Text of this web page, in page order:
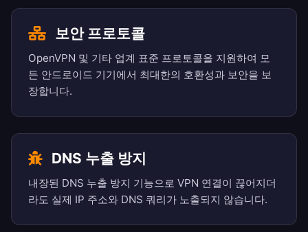
보안 프로토콜
OpenVPN 및 기타 업계 표준 프로토콜을 지원하여 모
든 안드로이드 기기에서 최대한의 호환성과 보안을 보
장합니다.
DNS 누출 방지
내장된 DNS 누출 방지 기능으로 VPN 연결이 끊어지더
라도 실제 IP 주소와 DNS 쿼리가 노출되지 않습니다.